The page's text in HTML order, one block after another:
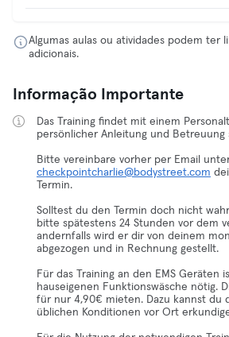
Algumas aulas ou atividades podem ter
adicionais.
Informação Importante
Das Training findet mit einem
persönlicher Anleitung und Betreuung
Bitte vereinbare vorher per Email
checkpointcharlie@bodystreet.com
Termin.
Solltest du den Termin doch nicht
bitte spätestens 24 Stunden vor dem
andernfalls wird er dir von deinem
abgezogen und in Rechnung gestellt.
Für das Training an den EMS Geräten
hauseigenen Funktionswäsche nötig.
für nur 4,90€ mieten. Dazu kannst du
üblichen Konditionen vor Ort